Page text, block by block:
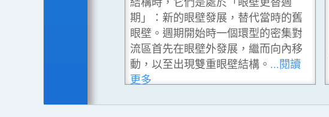
期」：新的眼壁發展，替代當時的舊
眼壁。週期開始時一個環型的密集對
流區首先在眼壁外發展，繼而向內移
動，以至出現雙重眼壁結構。 ...閱讀
更多
一
一